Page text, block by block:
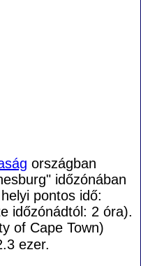
országban
időzónában
pontos idő:
időzónádtól: 2 óra).
of Cape Town)
ezer.